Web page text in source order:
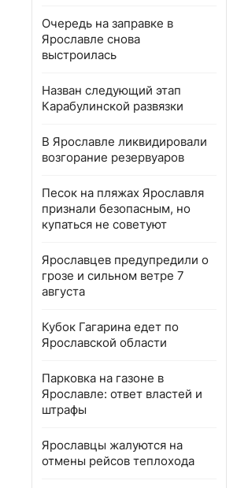
Очередь на заправке в
Ярославле снова
выстроилась
Назван следующий этап
Карабулинской развязки
В Ярославле ликвидировали
возгорание резервуаров
Песок на пляжах Ярославля
признали безопасным, но
купаться не советуют
Ярославцев предупредили о
грозе и сильном ветре 7
августа
Кубок Гагарина едет по
Ярославской области
Парковка на газоне в
Ярославле: ответ властей и
штрафы
Ярославцы жалуются на
отмены рейсов теплохода